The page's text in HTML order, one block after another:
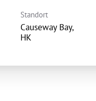
Standort
Causeway Bay,